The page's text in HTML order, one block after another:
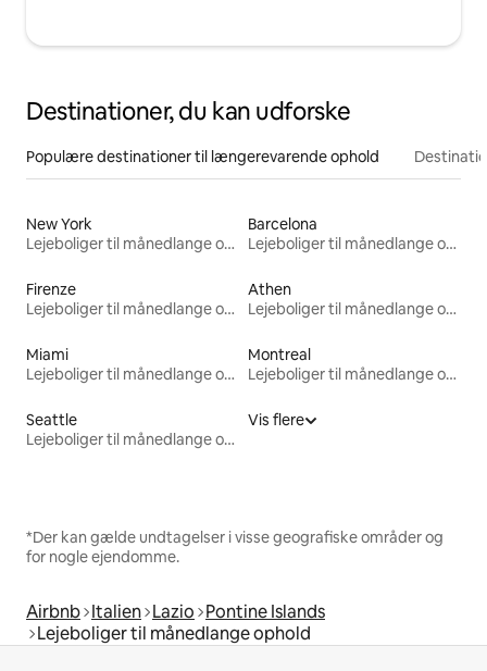
Destinationer, du kan udforske
Populære destinationer til længerevarende ophold
New York
Lejeboliger til månedlange ophold
Barcelona
Lejeboliger til månedlange ophold
Firenze
Lejeboliger til månedlange ophold
Athen
Lejeboliger til månedlange ophold
Miami
Lejeboliger til månedlange ophold
Montreal
Lejeboliger til månedlange ophold
Seattle
Lejeboliger til månedlange ophold
Vis flere
*Der kan gælde undtagelser i visse geografiske områder og
for nogle ejendomme.
Airbnb Italien Lazio Pontine Islands
Lejeboliger til månedlange ophold